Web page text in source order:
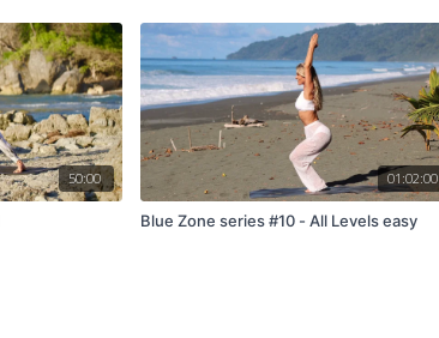
50:00 01:02:00
Blue Zone series #10 - All Levels easy